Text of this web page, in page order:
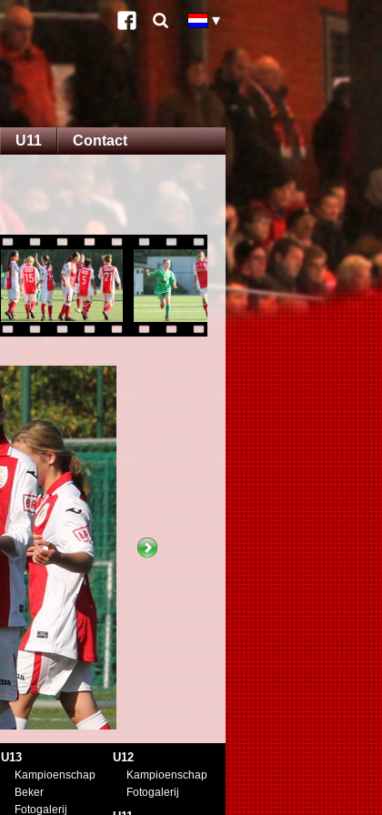
U11 Contact
U13
Kampioenschap
Beker
Fotogalerij
U12
Kampioenschap
Fotogalerij